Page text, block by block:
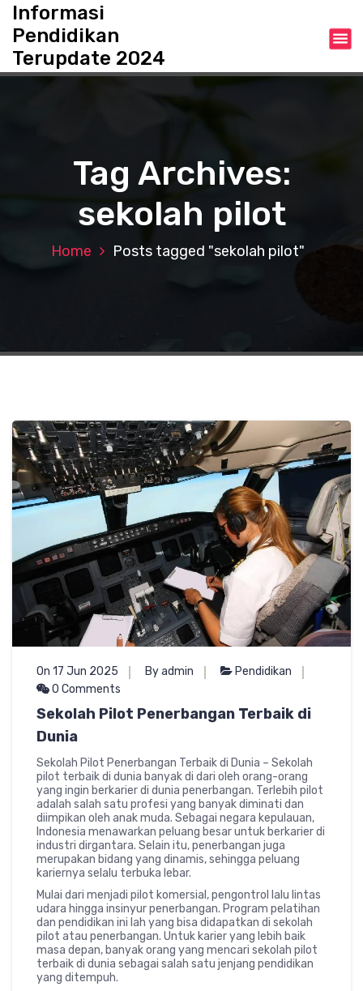
t
Informasi
Pendidikan
Terupdate 2024
Tag Archives:
sekolah pilot
Home Posts tagged "sekolah pilot"
On 17 Jun 2025 By admin
Pendidikan
0 Comments
Sekolah Pilot Penerbangan Terbaik di
Dunia
Sekolah Pilot Penerbangan Terbaik di Dunia – Sekolah
pilot terbaik di dunia banyak di dari oleh orang-orang
yang ingin berkarier di dunia penerbangan. Terlebih pilot
adalah salah satu profesi yang banyak diminati dan
diimpikan oleh anak muda. Sebagai negara kepulauan,
Indonesia menawarkan peluang besar untuk berkarier di
industri dirgantara. Selain itu, penerbangan juga
merupakan bidang yang dinamis, sehingga peluang
kariernya selalu terbuka lebar.
Mulai dari menjadi pilot komersial, pengontrol lalu lintas
udara hingga insinyur penerbangan. Program pelatihan
dan pendidikan ini lah yang bisa didapatkan di sekolah
pilot atau penerbangan. Untuk karier yang lebih baik
masa depan, banyak orang yang mencari sekolah pilot
terbaik di dunia sebagai salah satu jenjang pendidikan
yang ditempuh.